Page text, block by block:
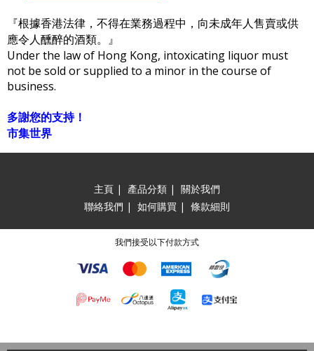
『根據香港法律，不得在業務過程中，向未成年人售賣或供
應令人醺醉的酒類。』
Under the law of Hong Kong, intoxicating liquor must
not be sold or supplied to a minor in the course of
business.
多謝您的支持！
市集世界
主頁 | 產品分類 | 關於我們
聯絡我們 | 如何購買 | 條款細則
我們接受以下付款方式